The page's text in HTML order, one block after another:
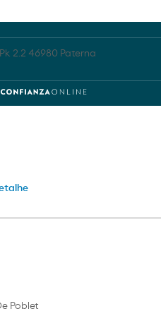
2.2 46980 Paterna
Poblet